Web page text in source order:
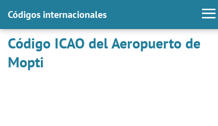
Códigos internacionales
Código ICAO del Aeropuerto de
Mopti